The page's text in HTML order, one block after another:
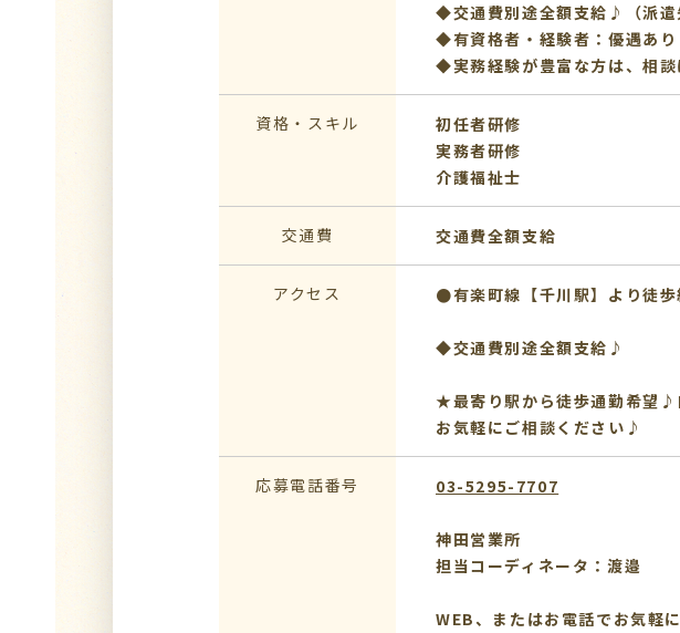
◆交通費別途全額支給♪（派遣
◆有資格者・経験者：優遇あり
◆実務経験が豊富な方は、相
資格・スキル
初任者研修
実務者研修
介護福祉士
交通費 交通費全額支給
アクセス ●有楽町線【千川駅】より徒
◆交通費別途全額支給♪
★最寄り駅から徒歩通勤希望♪
お気軽にご相談ください♪
応募電話番号 03-5295-7707
神田営業所
担当コーディネータ：渡邉
WEB、またはお電話でお気軽